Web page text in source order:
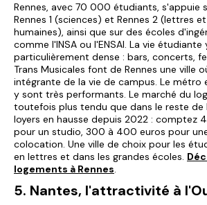
Rennes, avec 70 000 étudiants, s'appuie
Rennes 1 (sciences) et Rennes 2 (lettres
humaines), ainsi que sur des écoles
comme l'INSA ou l'ENSAI. La vie étudiante
particulièrement dense : bars, concerts,
Trans Musicales font de Rennes une ville
intégrante de la vie de campus. Le métro
y sont très performants. Le marché du
toutefois plus tendu que dans le reste de
loyers en hausse depuis 2022 : comptez
pour un studio, 300 à 400 euros pour
colocation. Une ville de choix pour les
en lettres et dans les grandes écoles.
logements à Rennes.
5. Nantes, l'attractivité à